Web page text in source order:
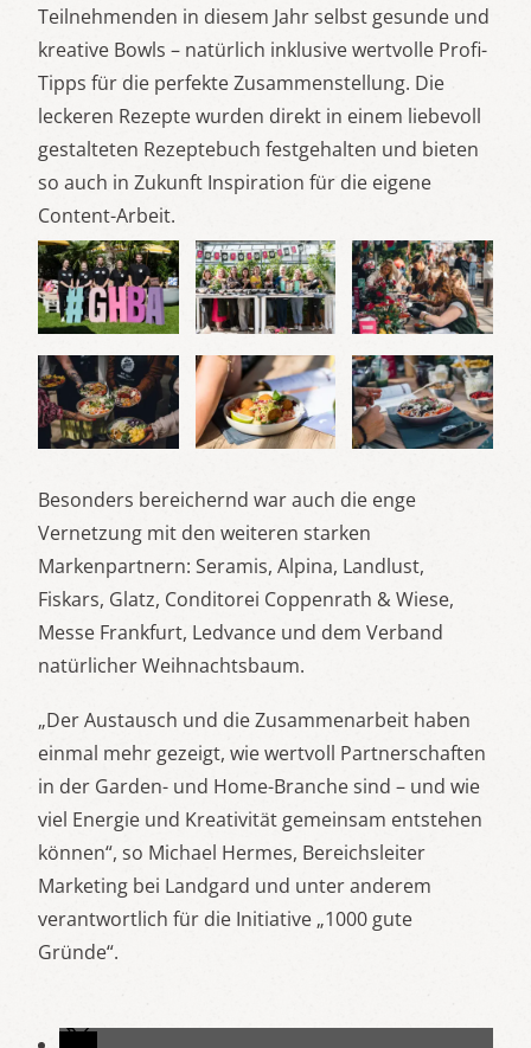
Teilnehmenden in diesem Jahr selbst gesunde und
kreative Bowls – natürlich inklusive wertvolle Profi-
Tipps für die perfekte Zusammenstellung. Die
leckeren Rezepte wurden direkt in einem liebevoll
gestalteten Rezeptebuch festgehalten und bieten
so auch in Zukunft Inspiration für die eigene
Content-Arbeit.
Besonders bereichernd war auch die enge
Vernetzung mit den weiteren starken
Markenpartnern: Seramis, Alpina, Landlust,
Fiskars, Glatz, Conditorei Coppenrath & Wiese,
Messe Frankfurt, Ledvance und dem Verband
natürlicher Weihnachtsbaum.
„Der Austausch und die Zusammenarbeit haben
einmal mehr gezeigt, wie wertvoll Partnerschaften
in der Garden- und Home-Branche sind – und wie
viel Energie und Kreativität gemeinsam entstehen
können“, so Michael Hermes, Bereichsleiter
Marketing bei Landgard und unter anderem
verantwortlich für die Initiative „1000 gute
Gründe“.